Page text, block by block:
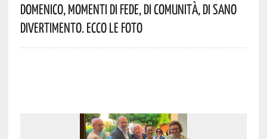
Domenico, Momenti Di Fede, Di Comunità, Di Sano
Divertimento. Ecco Le Foto